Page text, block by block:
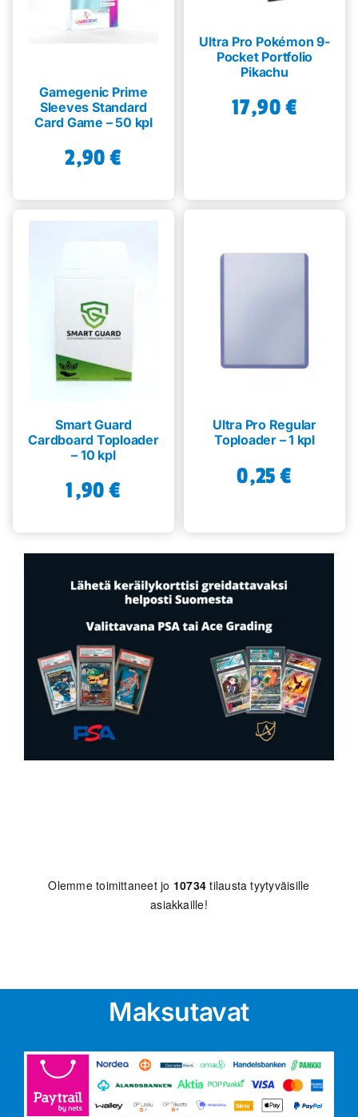
Gamegenic Prime
Sleeves Standard
Card Game – 50 kpl
2,90€
Ultra Pro Pokémon 9-
Pocket Portfolio
Pikachu
17,90€
Smart Guard
Cardboard Toploader
– 10 kpl
1,90€
Ultra Pro Regular
Toploader – 1 kpl
0,25€
Olemme toimittaneet jo 10734 tilausta tyytyväisille
asiakkaille!
Maksutavat